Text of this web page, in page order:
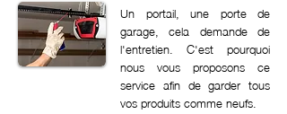
Un portail, une porte de
garage, cela demande de
l'entretien. C'est pourquoi
nous vous proposons ce
service afin de garder tous
vos produits comme neufs.